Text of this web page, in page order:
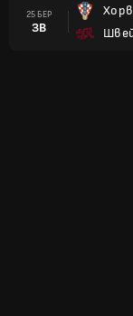
25 БЕР
ЗВ